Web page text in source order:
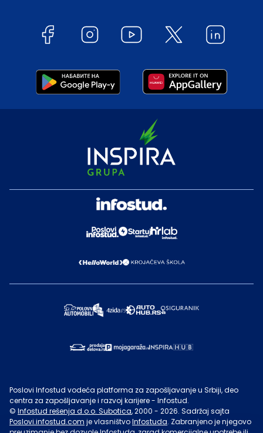
Poslovi Infostud vodeća platforma za zapošljavanje u Srbiji, deo
centra za zapošljavanje i razvoj karijere - Infostud.
© Infostud rešenja d.o.o. Subotica, 2000 - 2026. Sadržaj sajta
Poslovi.infostud.com je vlasništvoInfostuda. Zabranjeno je njegovo